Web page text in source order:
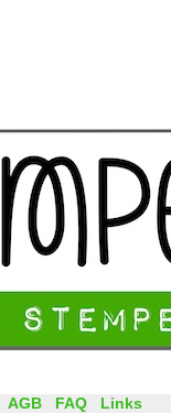
AGB FAQ Links